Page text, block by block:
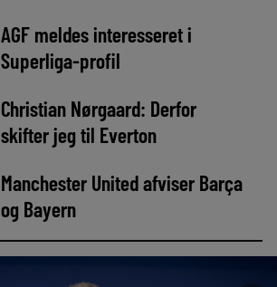
AGF meldes interesseret i
Superliga-profil
Christian Nørgaard: Derfor
skifter jeg til Everton
Manchester United afviser Barça
og Bayern